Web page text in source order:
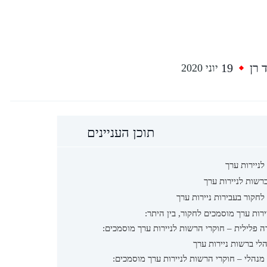
רן 19 יוני 2020
תוכן העניינים
ערך
לניירות ערך
בעבירות ניירות ערך
ערך מוסמכים לחקור, בין היתר:
פלילית – חוקרי הרשות לניירות ערך מוסמכים:
ברשות ניירות ערך
מנהלי – חוקרי הרשות לניירות ערך מוסמכים: